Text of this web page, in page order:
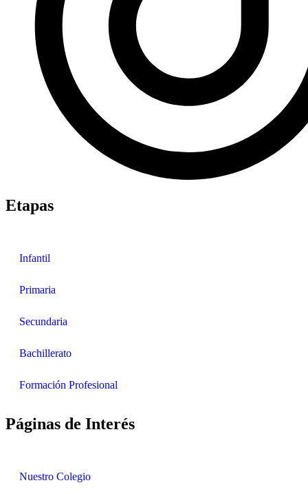
Etapas
Infantil
Primaria
Secundaria
Bachillerato
Formación Profesional
Páginas de Interés
Nuestro Colegio